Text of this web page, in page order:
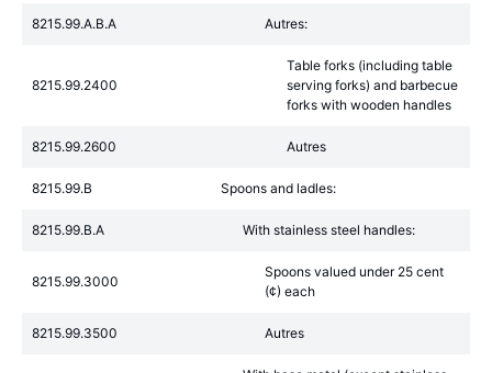
8215.99.A.B.A Autres:
8215.99.2400
Table forks (including table
serving forks) and barbecue
forks with wooden handles
8215.99.2600 Autres
8215.99.B Spoons and ladles:
8215.99.B.A With stainless steel handles:
8215.99.3000
Spoons valued under 25 cent
(¢) each
8215.99.3500 Autres